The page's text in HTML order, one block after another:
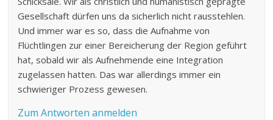
Gesellschaft dürfen uns da sicherlich nicht rausstehlen.
Und immer war es so, dass die Aufnahme von
Flüchtlingen zur einer Bereicherung der Region geführt
hat, sobald wir als Aufnehmende eine Integration
zugelassen hatten. Das war allerdings immer ein
schwieriger Prozess gewesen.
Zum Antworten anmelden